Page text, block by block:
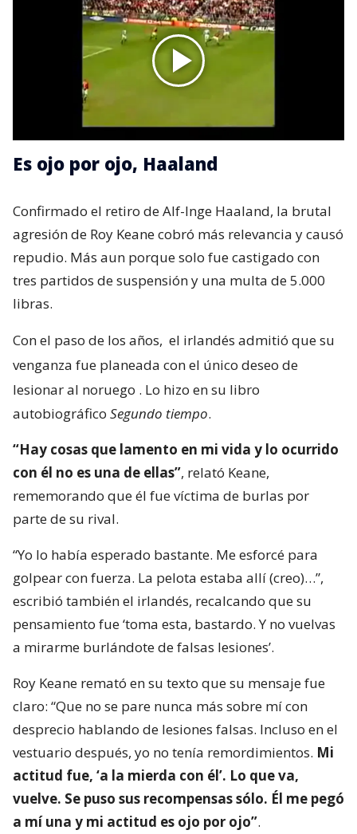
Es ojo por ojo, Haaland
Confirmado el retiro de Alf-Inge Haaland, la brutal
agresión de Roy Keane cobró más relevancia y causó
repudio. Más aun porque solo fue castigado con
tres partidos de suspensión y una multa de 5.000
libras.
Con el paso de los años, el irlandés admitió que su
venganza fue planeada con el único deseo de
lesionar al noruego . Lo hizo en su libro
autobiográfico Segundo tiempo.
“Hay cosas que lamento en mi vida y lo ocurrido
con él no es una de ellas”, relató Keane,
rememorando que él fue víctima de burlas por
parte de su rival.
“Yo lo había esperado bastante. Me esforcé para
golpear con fuerza. La pelota estaba allí (creo)…”,
escribió también el irlandés, recalcando que su
pensamiento fue ‘toma esta, bastardo. Y no vuelvas
a mirarme burlándote de falsas lesiones’.
Roy Keane remató en su texto que su mensaje fue
claro: “Que no se pare nunca más sobre mí con
desprecio hablando de lesiones falsas. Incluso en el
vestuario después, yo no tenía remordimientos. Mi
actitud fue, ‘a la mierda con él’. Lo que va,
vuelve. Se puso sus recompensas sólo. Él me pegó
a mí una y mi actitud es ojo por ojo”.